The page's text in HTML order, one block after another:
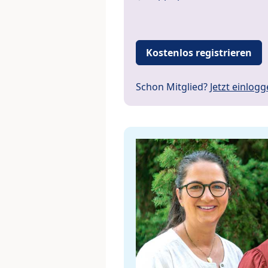
Kostenlos registrieren
Schon Mitglied? Jetzt